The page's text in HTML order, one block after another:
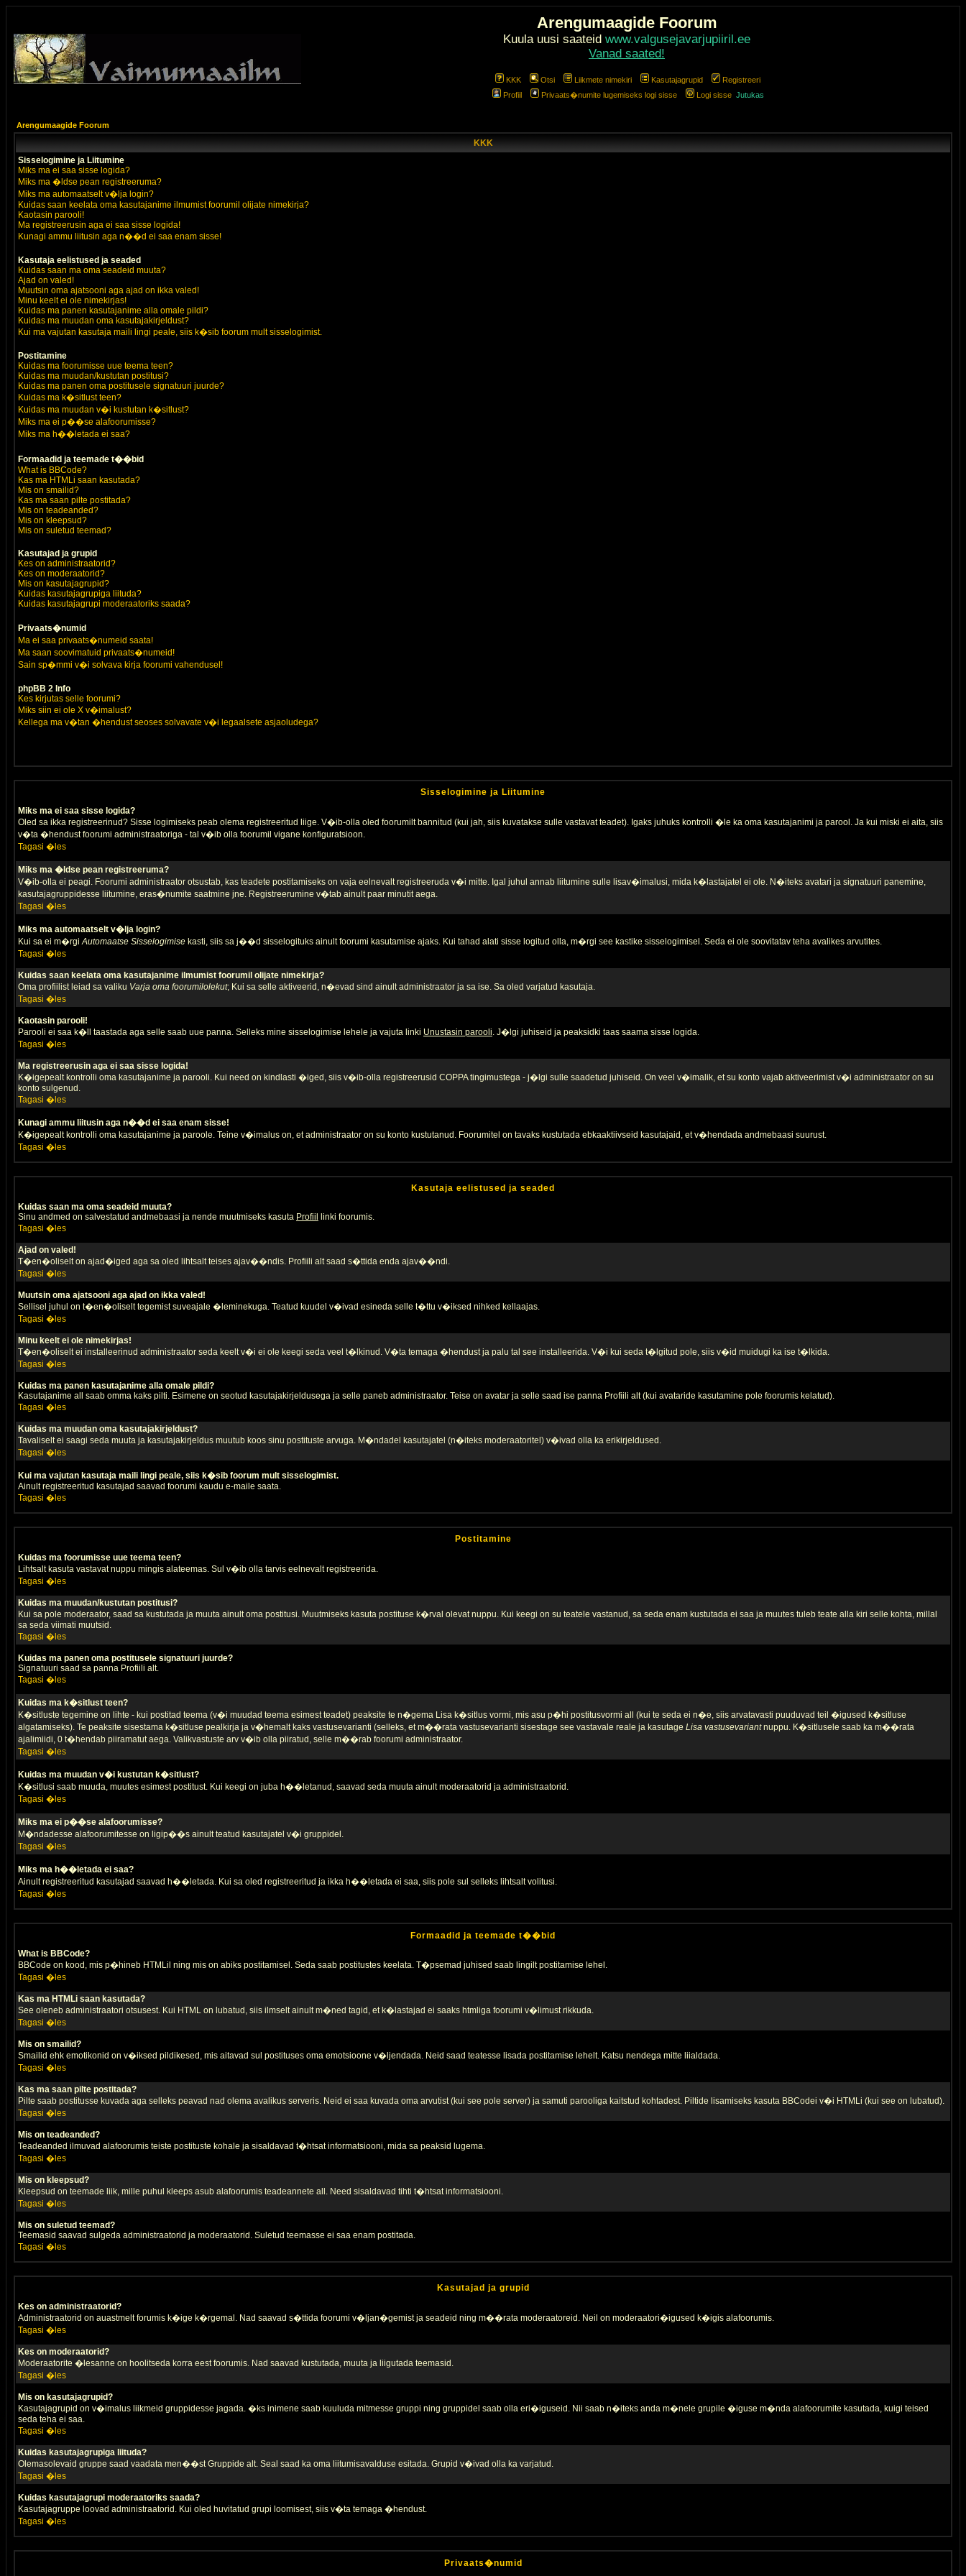
Arengumaagide Foorum
Kuula uusi saateid www.valgusejavarjupiiril.ee
Vanad saated!
KKK Otsi Liikmete nimekiri Kasutajagrupid
Registreeri
Profiil
Privaats�numite lugemiseks logi sisse Logi sisse Jutukas
Arengumaagide Foorum
KKK
Sisselogimine ja Liitumine
Miks ma ei saa sisse logida?
Miks ma �ldse pean registreeruma?
Miks ma automaatselt v�lja login?
Kuidas saan keelata oma kasutajanime ilmumist foorumil olijate nimekirja?
Kaotasin parooli!
Ma registreerusin aga ei saa sisse logida!
Kunagi ammu liitusin aga n��d ei saa enam sisse!
Kasutaja eelistused ja seaded
Kuidas saan ma oma seadeid muuta?
Ajad on valed!
Muutsin oma ajatsooni aga ajad on ikka valed!
Minu keelt ei ole nimekirjas!
Kuidas ma panen kasutajanime alla omale pildi?
Kuidas ma muudan oma kasutajakirjeldust?
Kui ma vajutan kasutaja maili lingi peale, siis k�sib foorum mult sisselogimist.
Postitamine
Kuidas ma foorumisse uue teema teen?
Kuidas ma muudan/kustutan postitusi?
Kuidas ma panen oma postitusele signatuuri juurde?
Kuidas ma k�sitlust teen?
Kuidas ma muudan v�i kustutan k�sitlust?
Miks ma ei p��se alafoorumisse?
Miks ma h��letada ei saa?
Formaadid ja teemade t��bid
What is BBCode?
Kas ma HTMLi saan kasutada?
Mis on smailid?
Kas ma saan pilte postitada?
Mis on teadeanded?
Mis on kleepsud?
Mis on suletud teemad?
Kasutajad ja grupid
Kes on administraatorid?
Kes on moderaatorid?
Mis on kasutajagrupid?
Kuidas kasutajagrupiga liituda?
Kuidas kasutajagrupi moderaatoriks saada?
Privaats�numid
Ma ei saa privaats�numeid saata!
Ma saan soovimatuid privaats�numeid!
Sain sp�mmi v�i solvava kirja foorumi vahendusel!
phpBB 2 Info
Kes kirjutas selle foorumi?
Miks siin ei ole X v�imalust?
Kellega ma v�tan �hendust seoses solvavate v�i legaalsete asjaoludega?
Sisselogimine ja Liitumine
Miks ma ei saa sisse logida?
Oled sa ikka registreerinud? Sisse logimiseks peab olema registreeritud liige. V�ib-olla oled foorumilt bannitud (kui jah, siis kuvatakse sulle vastavat teadet). Igaks juhuks kontrolli �le ka oma kasutajanimi ja parool. Ja kui miski ei aita, siis
v�ta �hendust foorumi administraatoriga - tal v�ib olla foorumil vigane konfiguratsioon.
Tagasi �les
Miks ma �ldse pean registreeruma?
V�ib-olla ei peagi. Foorumi administraator otsustab, kas teadete postitamiseks on vaja eelnevalt registreeruda v�i mitte. Igal juhul annab liitumine sulle lisav�imalusi, mida k�lastajatel ei ole. N�iteks avatari ja signatuuri panemine,
kasutajagruppidesse liitumine, eras�numite saatmine jne. Registreerumine v�tab ainult paar minutit aega.
Tagasi �les
Miks ma automaatselt v�lja login?
Kui sa ei m�rgiAutomaatse Sisselogimise kasti, siis sa j��d sisselogituks ainult foorumi kasutamise ajaks. Kui tahad alati sisse logitud olla, m�rgi see kastike sisselogimisel. Seda ei ole soovitatav teha avalikes arvutites.
Tagasi �les
Kuidas saan keelata oma kasutajanime ilmumist foorumil olijate nimekirja?
Oma profiilist leiad sa valiku Varja oma foorumilolekut; Kui sa selle aktiveerid, n�evad sind ainult administraator ja sa ise. Sa oled varjatud kasutaja.
Tagasi �les
Kaotasin parooli!
Parooli ei saa k�ll taastada aga selle saab uue panna. Selleks mine sisselogimise lehele ja vajuta linki Unustasin parooli. J�lgi juhiseid ja peaksidki taas saama sisse logida.
Tagasi �les
Ma registreerusin aga ei saa sisse logida!
K�igepealt kontrolli oma kasutajanime ja parooli. Kui need on kindlasti �iged, siis v�ib-olla registreerusid COPPA tingimustega - j�lgi sulle saadetud juhiseid. On veel v�imalik, et su konto vajab aktiveerimist v�i administraator on su
konto sulgenud.
Tagasi �les
Kunagi ammu liitusin aga n��d ei saa enam sisse!
K�igepealt kontrolli oma kasutajanime ja paroole. Teine v�imalus on, et administraator on su konto kustutanud. Foorumitel on tavaks kustutada ebkaaktiivseid kasutajaid, et v�hendada andmebaasi suurust.
Tagasi �les
Kasutaja eelistused ja seaded
Kuidas saan ma oma seadeid muuta?
Sinu andmed on salvestatud andmebaasi ja nende muutmiseks kasuta Profiil
linki foorumis.
Tagasi �les
Ajad on valed!
T�en�oliselt on ajad�iged aga sa oled lihtsalt teises ajav��ndis. Profiili alt saad s�ttida enda ajav��ndi.
Tagasi �les
Muutsin oma ajatsooni aga ajad on ikka valed!
Sellisel juhul on t�en�oliselt tegemist suveajale �leminekuga. Teatud kuudel v�ivad esineda selle t�ttu v�iksed nihked kellaajas.
Tagasi �les
Minu keelt ei ole nimekirjas!
T�en�oliselt ei installeerinud administraator seda keelt v�i ei ole keegi seda veel t�lkinud. V�ta temaga �hendust ja palu tal see installeerida. V�i kui seda t�lgitud pole, siis v�id muidugi ka ise t�lkida.
Tagasi �les
Kuidas ma panen kasutajanime alla omale pildi?
Kasutajanime all saab omma kaks pilti. Esimene on seotud kasutajakirjeldusega ja selle paneb administraator. Teise on avatar ja selle saad ise panna Profiili alt (kui avataride kasutamine pole foorumis kelatud).
Tagasi �les
Kuidas ma muudan oma kasutajakirjeldust?
Tavaliselt ei saagi seda muuta ja kasutajakirjeldus muutub koos sinu postituste arvuga. M�ndadel kasutajatel (n�iteks moderaatoritel) v�ivad olla ka erikirjeldused.
Tagasi �les
Kui ma vajutan kasutaja maili lingi peale, siis k�sib foorum mult sisselogimist.
Ainult registreeritud kasutajad saavad foorumi kaudu e-maile saata.
Tagasi �les
Postitamine
Kuidas ma foorumisse uue teema teen?
Lihtsalt kasuta vastavat nuppu mingis alateemas. Sul v�ib olla tarvis eelnevalt registreerida.
Tagasi �les
Kuidas ma muudan/kustutan postitusi?
Kui sa pole moderaator, saad sa kustutada ja muuta ainult oma postitusi. Muutmiseks kasuta postituse k�rval olevat nuppu. Kui keegi on su teatele vastanud, sa seda enam kustutada ei saa ja muutes tuleb teate alla kiri selle kohta, millal
sa seda viimati muutsid.
Tagasi �les
Kuidas ma panen oma postitusele signatuuri juurde?
Signatuuri saad sa panna Profiili alt.
Tagasi �les
Kuidas ma k�sitlust teen?
K�sitluste tegemine on lihte - kui postitad teema (v�i muudad teema esimest teadet) peaksite te n�gema Lisa k�sitlus vormi, mis asu p�hi postitusvormi all (kui te seda ei n�e, siis arvatavasti puuduvad teil �igused k�sitluse
algatamiseks). Te peaksite sisestama k�sitluse pealkirja ja v�hemalt kaks vastusevarianti (selleks, et m��rata vastusevarianti sisestage see vastavale reale ja kasutage Lisa vastusevariantnuppu. K�sitlusele saab ka m��rata
ajalimiidi, 0 t�hendab piiramatut aega. Valikvastuste arv v�ib olla piiratud, selle m��rab foorumi administraator.
Tagasi �les
Kuidas ma muudan v�i kustutan k�sitlust?
K�sitlusi saab muuda, muutes esimest postitust. Kui keegi on juba h��letanud, saavad seda muuta ainult moderaatorid ja administraatorid.
Tagasi �les
Miks ma ei p��se alafoorumisse?
M�ndadesse alafoorumitesse on ligip��s ainult teatud kasutajatel v�i gruppidel.
Tagasi �les
Miks ma h��letada ei saa?
Ainult registreeritud kasutajad saavad h��letada. Kui sa oled registreeritud ja ikka h��letada ei saa, siis pole sul selleks lihtsalt volitusi.
Tagasi �les
Formaadid ja teemade t��bid
What is BBCode?
BBCode on kood, mis p�hineb HTMLil ning mis on abiks postitamisel. Seda saab postitustes keelata. T�psemad juhised saab lingilt postitamise lehel.
Tagasi �les
Kas ma HTMLi saan kasutada?
See oleneb administraatori otsusest. Kui HTML on lubatud, siis ilmselt ainult m�ned tagid, et k�lastajad ei saaks htmliga foorumi v�limust rikkuda.
Tagasi �les
Mis on smailid?
Smailid ehk emotikonid on v�iksed pildikesed, mis aitavad sul postituses oma emotsioone v�ljendada. Neid saad teatesse lisada postitamise lehelt. Katsu nendega mitte liialdada.
Tagasi �les
Kas ma saan pilte postitada?
Pilte saab postitusse kuvada aga selleks peavad nad olema avalikus serveris. Neid ei saa kuvada oma arvutist (kui see pole server) ja samuti parooliga kaitstud kohtadest. Piltide lisamiseks kasuta BBCodei v�i HTMLi (kui see on lubatud).
Tagasi �les
Mis on teadeanded?
Teadeanded ilmuvad alafoorumis teiste postituste kohale ja sisaldavad t�htsat informatsiooni, mida sa peaksid lugema.
Tagasi �les
Mis on kleepsud?
Kleepsud on teemade liik, mille puhul kleeps asub alafoorumis teadeannete all. Need sisaldavad tihti t�htsat informatsiooni.
Tagasi �les
Mis on suletud teemad?
Teemasid saavad sulgeda administraatorid ja moderaatorid. Suletud teemasse ei saa enam postitada.
Tagasi �les
Kasutajad ja grupid
Kes on administraatorid?
Administraatorid on auastmelt forumis k�ige k�rgemal. Nad saavad s�ttida foorumi v�ljan�gemist ja seadeid ning m��rata moderaatoreid. Neil on moderaatori�igused k�igis alafoorumis.
Tagasi �les
Kes on moderaatorid?
Moderaatorite �lesanne on hoolitseda korra eest foorumis. Nad saavad kustutada, muuta ja liigutada teemasid.
Tagasi �les
Mis on kasutajagrupid?
Kasutajagrupid on v�imalus liikmeid gruppidesse jagada. �ks inimene saab kuuluda mitmesse gruppi ning gruppidel saab olla eri�iguseid. Nii saab n�iteks anda m�nele grupile �iguse m�nda alafoorumite kasutada, kuigi teised
seda teha ei saa.
Tagasi �les
Kuidas kasutajagrupiga liituda?
Olemasolevaid gruppe saad vaadata men��st Gruppide alt. Seal saad ka oma liitumisavalduse esitada. Grupid v�ivad olla ka varjatud.
Tagasi �les
Kuidas kasutajagrupi moderaatoriks saada?
Kasutajagruppe loovad administraatorid. Kui oled huvitatud grupi loomisest, siis v�ta temaga �hendust.
Tagasi �les
Privaats�numid